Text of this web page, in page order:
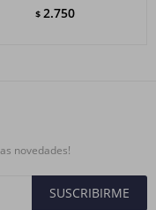
$ 2.750
novedades!
SUSCRIBIRME